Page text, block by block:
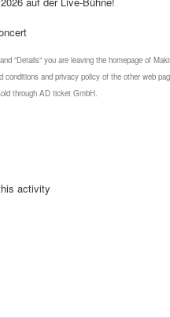
"Details" you are leaving the homepage of
conditions and privacy policy of the other web
through AD ticket GmbH.
activity